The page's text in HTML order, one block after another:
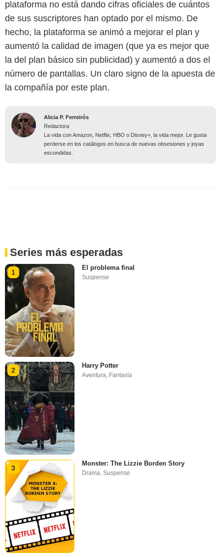
plataforma no está dando cifras oficiales de cuántos
de sus suscriptores han optado por el mismo. De
hecho, la plataforma se animó a mejorar el plan y
aumentó la calidad de imagen (que ya es mejor que
la del plan básico sin publicidad) y aumentó a dos el
número de pantallas. Un claro signo de la apuesta de
la compañía por este plan.
Alicia P. Ferreirós
Redactora
La vida con Amazon, Netflix, HBO o Disney+, la vida mejor. Le gusta
perderse en los catálogos en busca de nuevas obsesiones y joyas
escondidas.
Series más esperadas
1
El problema final
Suspense
2
Harry Potter
Aventura, Fantasía
3
Monster: The Lizzie Borden Story
Drama,Suspense